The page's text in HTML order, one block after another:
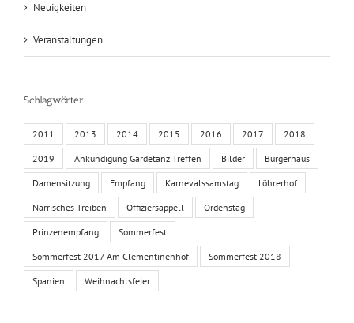
Neuigkeiten
Veranstaltungen
Schlagwörter
2011 2013 2014 2015 2016 2017 2018
2019 Ankündigung Gardetanz Treffen Bilder Bürgerhaus
Damensitzung Empfang Karnevalssamstag Löhrerhof
Närrisches Treiben Offiziersappell Ordenstag
Prinzenempfang Sommerfest
Sommerfest 2017 Am Clementinenhof Sommerfest 2018
Spanien Weihnachtsfeier